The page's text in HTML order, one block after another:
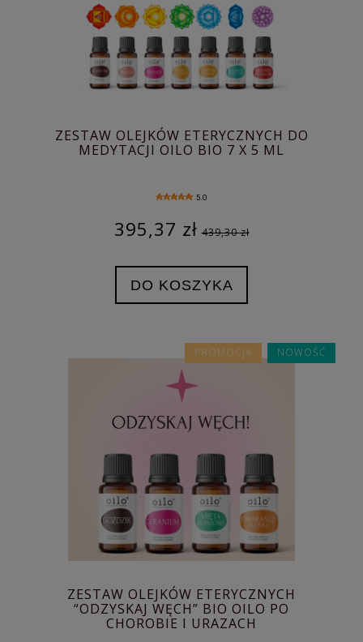
ZESTAW OLEJKÓW ETERYCZNYCH DO
MEDYTACJI OILO BIO 7 X 5 ML
5.0
395,37 zł 439,30 zł
DO KOSZYKA
ZESTAW OLEJKÓW ETERYCZNYCH
“ODZYSKAJ WĘCH” BIO OILO PO
CHOROBIE I URAZACH
PROMOCJA NOWOŚĆ